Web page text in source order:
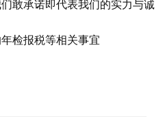
敢承诺即代表我们的实力与诚
检报税等相关事宜